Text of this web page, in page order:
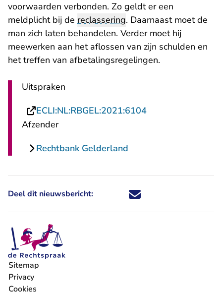
voorwaarden verbonden. Zo geldt er een
meldplicht bij de reclassering. Daarnaast moet de
man zich laten behandelen. Verder moet hij
meewerken aan het aflossen van zijn schulden en
het treffen van afbetalingsregelingen.
Uitspraken
ECLI:NL:RBGEL:2021:6104- U verlaat
Afzender
Rechtbank Gelderland
Deel dit nieuwsbericht: Deel dit nieuwsbericht via X -
Deel dit nieuwsbericht via
Deel dit nieuwsbericht
Deel dit
Sitemap
Privacy
Cookies